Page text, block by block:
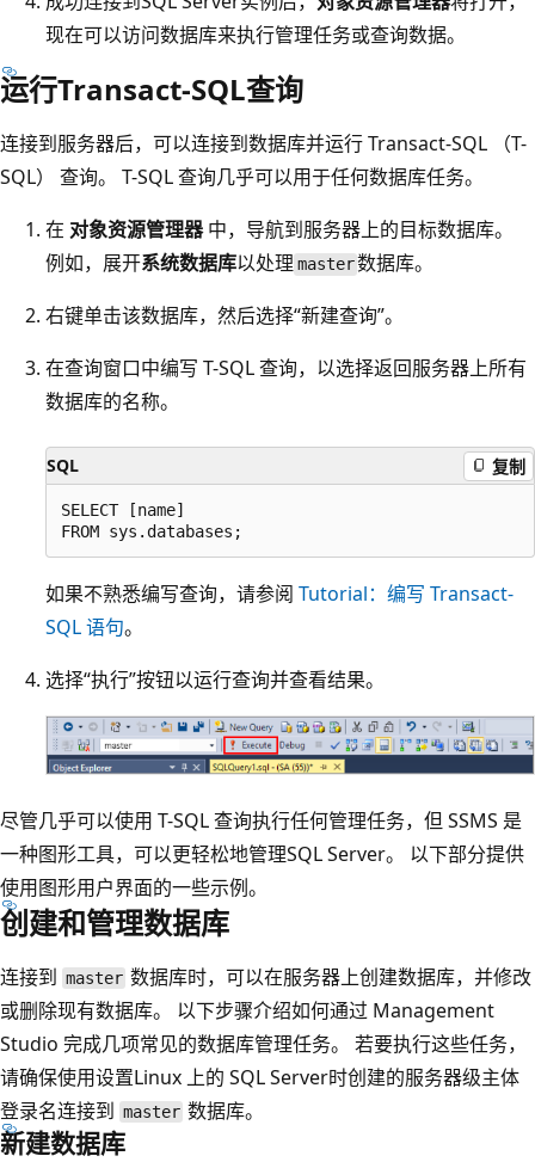
现在可以访问数据库来执行管理任务或查询数据。
运行Transact-SQL查询
连接到服务器后，可以连接到数据库并运行 Transact-SQL （T-
SQL） 查询。 T-SQL 查询几乎可以用于任何数据库任务。
在 对象资源管理器中，导航到服务器上的目标数据库。
例如，展开系统数据库以处理master数据库。
右键单击该数据库，然后选择“新建查询”。
在查询窗口中编写 T-SQL 查询，以选择返回服务器上所有
数据库的名称。
SQL 复制
SELECT [name]
如果不熟悉编写查询，请参阅 Tutorial：编写 Transact-
SQL 语句。
选择“执行”按钮以运行查询并查看结果。
尽管几乎可以使用 T-SQL 查询执行任何管理任务，但 SSMS 是
一种图形工具，可以更轻松地管理SQL Server。 以下部分提供
使用图形用户界面的一些示例。
创建和管理数据库
连接到 master 数据库时，可以在服务器上创建数据库，并修改
或删除现有数据库。 以下步骤介绍如何通过 Management
Studio 完成几项常见的数据库管理任务。 若要执行这些任务，
请确保使用设置Linux 上的 SQL Server时创建的服务器级主体
登录名连接到 master 数据库。
新建数据库